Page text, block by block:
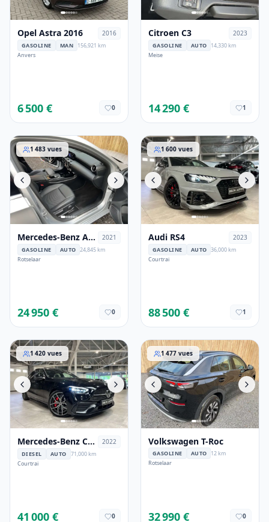
Opel Astra 2016 2016
GASOLINE MAN
156,921 km
Anvers
6 500 € 0
Citroen C3 2023
GASOLINE AUTO
14,330 km
Meise
14 290 € 1
Mercedes-Benz A 250
1 483 vues
Mercedes-Benz A
250
2021
GASOLINE AUTO 24,845 km
Rotselaar
24 950 € 0
Audi RS4
1 600 vues
Audi RS4 2023
GASOLINE AUTO 36,000 km
Courtrai
88 500 € 1
Mercedes-Benz C 220
1 420 vues
Mercedes-Benz C
220
2022
DIESEL AUTO
71,000 km
Courtrai
41 000 € 0
Volkswagen T-Roc
1 477 vues
Volkswagen T-Roc
GASOLINE AUTO
12 km
Rotselaar
32 990 € 0